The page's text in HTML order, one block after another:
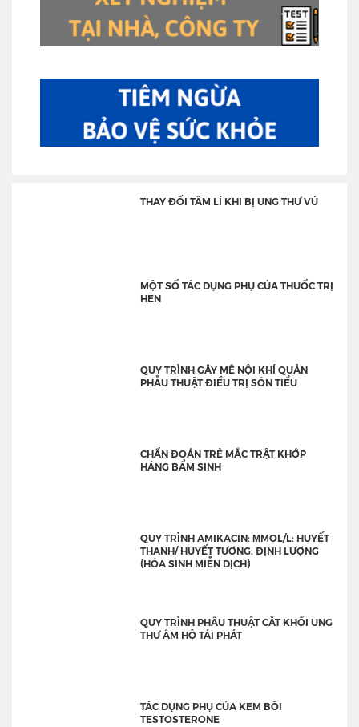
THAY ĐỔI TÂM LÍ KHI BỊ UNG THƯ VÚ
MỘT SỐ TÁC DỤNG PHỤ CỦA THUỐC TRỊ
HEN
QUY TRÌNH GÂY MÊ NỘI KHÍ QUẢN
PHẪU THUẬT ĐIỀU TRỊ SÓN TIỂU
CHẨN ĐOÁN TRẺ MẮC TRẬT KHỚP
HÁNG BẨM SINH
QUY TRÌNH AMIKACIN: ΜMOL/L: HUYẾT
THANH/ HUYẾT TƯƠNG: ĐỊNH LƯỢNG
(HÓA SINH MIỄN DỊCH)
QUY TRÌNH PHẪU THUẬT CẮT KHỐI UNG
THƯ ÂM HỘ TÁI PHÁT
TÁC DỤNG PHỤ CỦA KEM BÔI
TESTOSTERONE